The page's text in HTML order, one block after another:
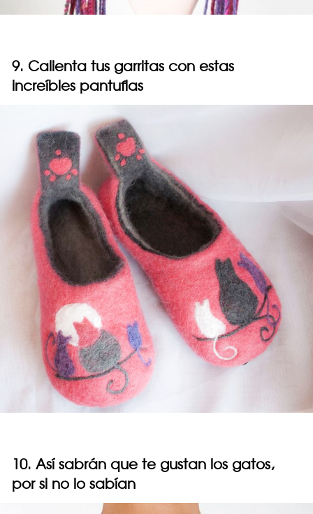
9. Calienta tus garritas con estas
increíbles pantuflas
10. Así sabrán que te gustan los gatos,
por si no lo sabían